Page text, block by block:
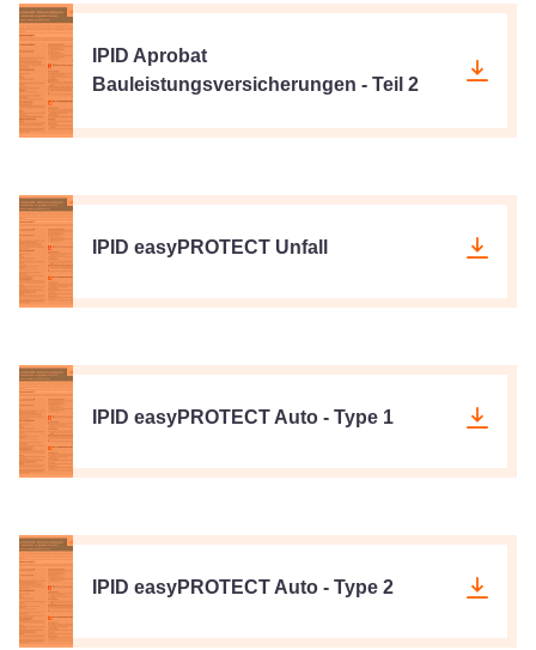
IPID Aprobat
Bauleistungsversicherungen - Teil 2
IPID easyPROTECT Unfall
IPID easyPROTECT Auto - Type 1
IPID easyPROTECT Auto - Type 2